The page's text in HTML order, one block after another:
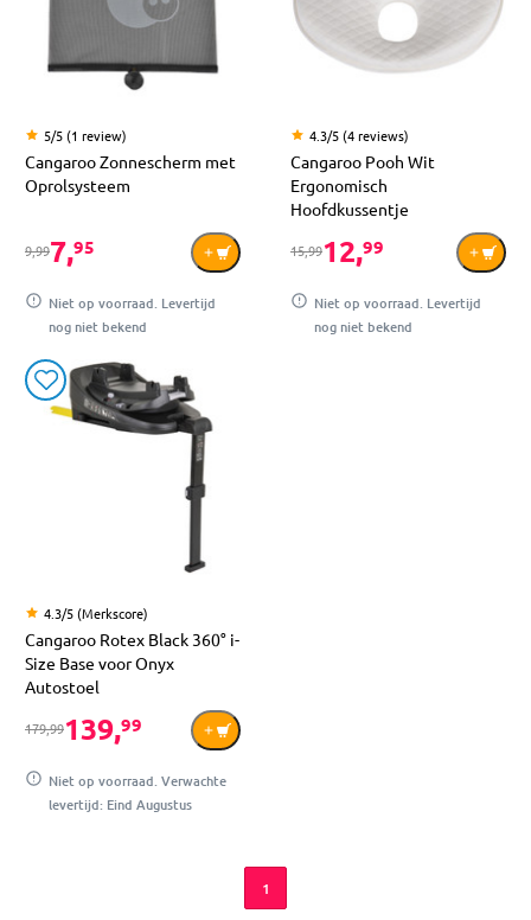
5/5 (1 review)
Cangaroo Zonnescherm met
Oprolsysteem
9,997,95
Niet op voorraad. Levertijd
nog niet bekend
4.3/5 (4 reviews)
Cangaroo Pooh Wit
Ergonomisch
Hoofdkussentje
15,9912,99
Niet op voorraad. Levertijd
nog niet bekend
4.3/5 (Merkscore)
Cangaroo Rotex Black 360° i-
Size Base voor Onyx
Autostoel
179,99139,99
Niet op voorraad. Verwachte
levertijd: Eind Augustus
1